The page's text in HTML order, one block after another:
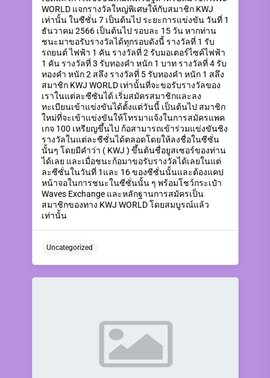
WORLD แจกรางวัลใหญ่พิเศษให้กับสมาชิก KWJ
เท่านั้น ในซีซั่น 7 เป็นต้นไป ระยะการแข่งขัน วันที่ 1
ธันวาคม 2566 เป็นต้นไป รอบละ 15 วัน หากท่าน
ชนะมาขอรับรางวัลได้ทุกรอบดังนี้ รางวัลที่ 1 รับ
รถยนต์ ไฟฟ้า 1 คัน รางวัลที่ 2 รับมอเตอร์ไซค์ไฟฟ้า
1 คัน รางวัลที่ 3 รับทองคำ หนัก 1 บาท รางวัลที่ 4 รับ
ทองคำ หนัก 2 สลึง รางวัลที่ 5 รับทองคำ หนัก 1 สลึง
สมาชิก KWJ WORLD เท่านั้นที่จะขอรับรางวัลของ
เราในแต่ละซีซันได้ เริ่มสมัครสมาชิกและลง
ทะเบียนเข้าแข่งขันได้ตั้งแต่วันนี้ เป็นต้นไป สมาชิก
ใหม่ที่จะเข้าแข่งขันให้โทรมาแจ้งในการสมัครแพค
เกจ 100 เหรียญขึ้นไป ก้อสามารถเข้าร่วมแข่งขันชิง
รางวัลในแต่ละซีซั่นได้ตลอดโดยให้ลงชื่อในซีซั่น
นั้นๆ โดยมีคำว่า ( KWJ ) ขึ้นต้นชื่อยูสเซอร์ของท่าน
ได้เลย และเมื่อชนะก้อมาขอรับรางวัลได้เลยในแต่
ละซีซั่นในวันที่ 1และ 16 ของซีซั่นนั้นและต้องแคป
หน้าจอในการชนะในซีซั่นนั้น ๆ พร้อมโชว์กระเป๋า
Waves Exchange และหลักฐานการสมัครเป็น
สมาชิกของทาง KWJ WORLD โดยสมบูรณ์แล้ว
เท่านั้น
Uncategorized